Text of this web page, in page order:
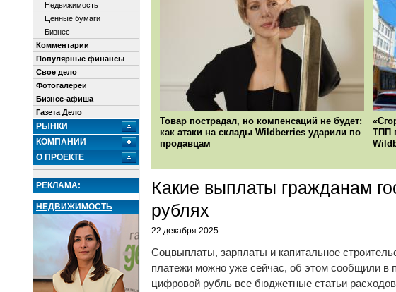
Недвижимость
Ценные бумаги
Бизнес
Комментарии
Популярные финансы
Свое дело
Фотогалереи
Бизнес-афиша
Газета Дело
РЫНКИ
КОМПАНИИ
О ПРОЕКТЕ
РЕКЛАМА:
НЕДВИЖИМОСТЬ
Товар пострадал, но компенсаций не будет:
как атаки на склады Wildberries ударили по
продавцам
ТПП
Какие выплаты гражданам
рублях
22 декабря 2025
Соцвыплаты, зарплаты и капитальное
платежи можно уже сейчас, об этом сообщили в
цифровой рубль все бюджетные статьи